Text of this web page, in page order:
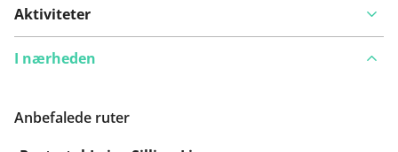
Aktiviteter
I nærheden
Anbefalede ruter